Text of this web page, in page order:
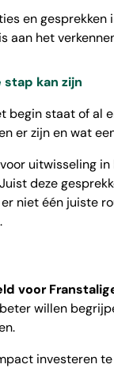
en
aan het
kan zijn
begin staat of al
er zijn en wat
uitwisseling
deze
niet één juiste
voor
willen
investeren